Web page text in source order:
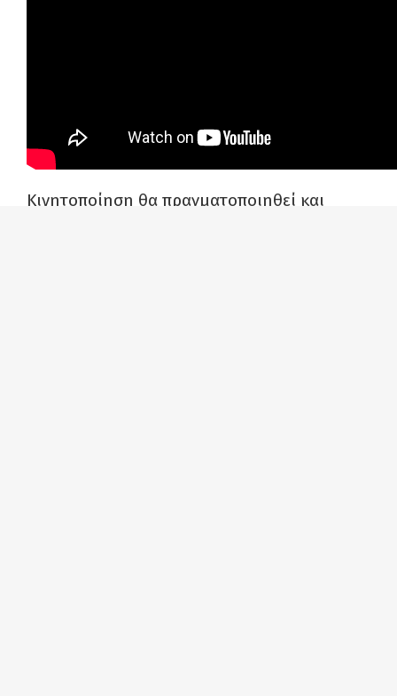
Κινητοποίηση θα πραγματοποιηθεί και